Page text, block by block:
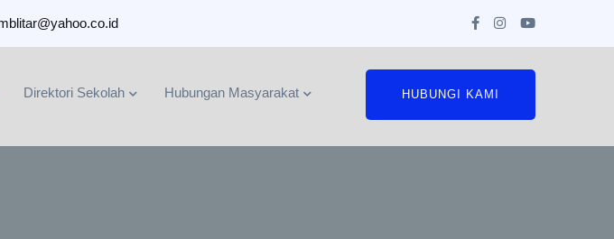
HUBUNGI KAMI
Direktori Sekolah Hubungan Masyarakat